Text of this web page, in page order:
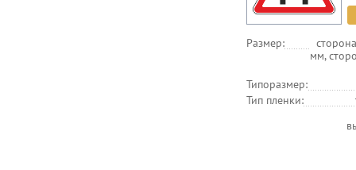
Размер:
мм,
Типоразмер:
Тип пленки: